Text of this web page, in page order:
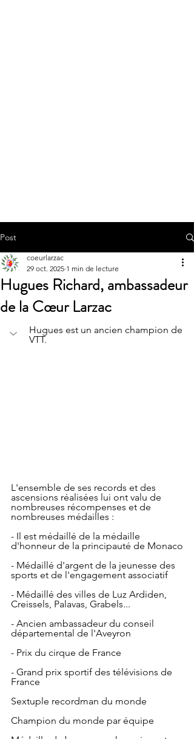
Post
Hugues Richard, ambassadeur
de la Cœur Larzac
coeurlarzac
29 oct. 2025 1 min de lecture
Hugues est un ancien champion de
VTT.
L'ensemble de ses records et des
ascensions réalisées lui ont valu de
nombreuses récompenses et de
nombreuses médailles :
- Il est médaillé de la médaille
d'honneur de la principauté de Monaco
- Médaillé d'argent de la jeunesse des
sports et de l'engagement associatif
- Médaillé des villes de Luz Ardiden,
Creissels, Palavas, Grabels...
- Ancien ambassadeur du conseil
départemental de l'Aveyron
- Prix du cirque de France
- Grand prix sportif des télévisions de
France
Sextuple recordman du monde
Champion du monde par équipe